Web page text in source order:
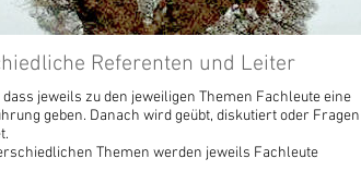
Referenten und Leiter
dass jeweils zu den jeweiligen Themen Fachleute eine
geben. Danach wird geübt, diskutiert oder Fragen
Themen werden jeweils Fachleute